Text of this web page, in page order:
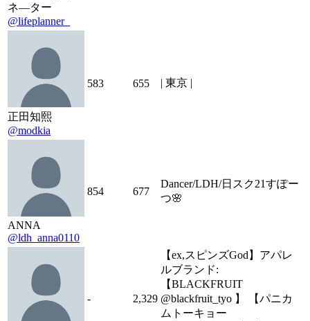
ネ―ター
@lifeplanner_
正田知熙
@modkia
583 655 | 東京 |
ANNA
@ldh_anna0110
854 677
Dancer/LDH/日スク21すぽー
つ🌸
- 2,329
【ex,スピンズGod】アパレ
ルブランド:
【BLACKFRUIT
@blackfruit_tyo 】 【パニカ
ムトーキョー